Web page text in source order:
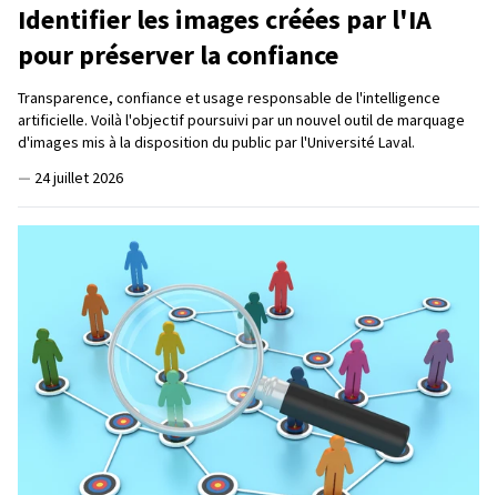
Identifier les images créées par l'IA
pour préserver la confiance
Transparence, confiance et usage responsable de l'intelligence
artificielle. Voilà l'objectif poursuivi par un nouvel outil de marquage
d'images mis à la disposition du public par l'Université Laval.
— 24 juillet 2026